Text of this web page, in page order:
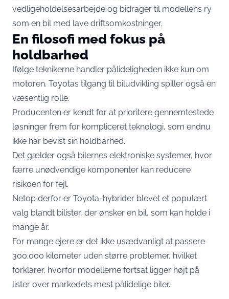
vedligeholdelsesarbejde og bidrager til modellens ry
som en bil med lave driftsomkostninger.
En filosofi med fokus på
holdbarhed
Ifølge teknikerne handler pålideligheden ikke kun om
motoren. Toyotas tilgang til biludvikling spiller også en
væsentlig rolle.
Producenten er kendt for at prioritere gennemtestede
løsninger frem for kompliceret teknologi, som endnu
ikke har bevist sin holdbarhed.
Det gælder også bilernes elektroniske systemer, hvor
færre unødvendige komponenter kan reducere
risikoen for fejl.
Netop derfor er Toyota-hybrider blevet et populært
valg blandt bilister, der ønsker en bil, som kan holde i
mange år.
For mange ejere er det ikke usædvanligt at passere
300.000 kilometer uden større problemer, hvilket
forklarer, hvorfor modellerne fortsat ligger højt på
lister over markedets mest pålidelige biler.